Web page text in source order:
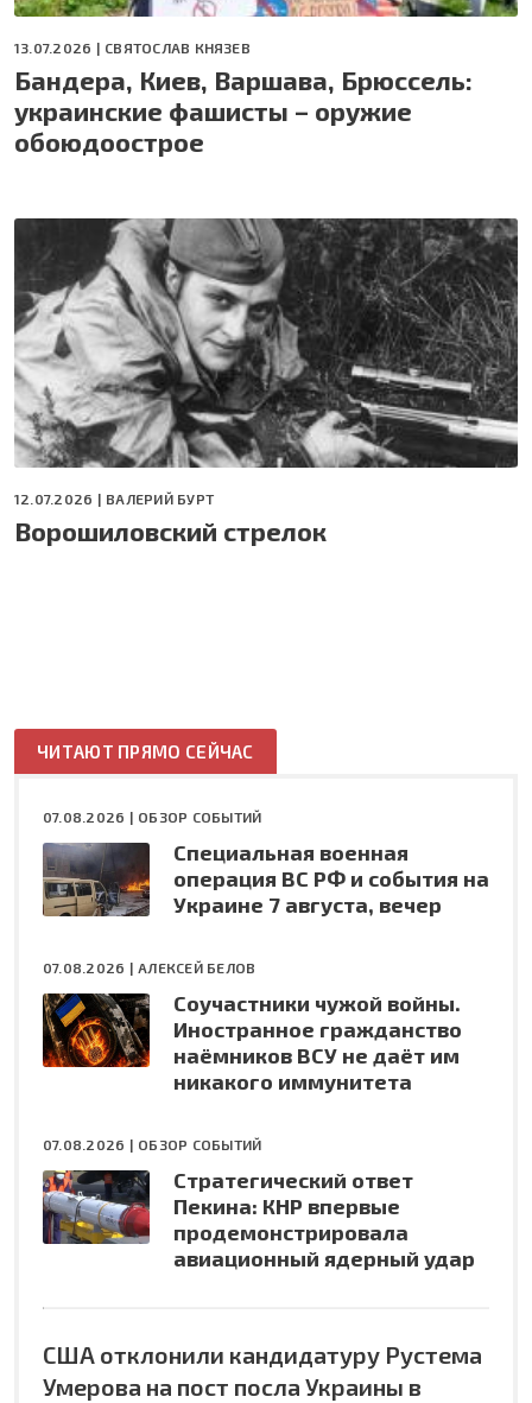
13.07.2026 | СВЯТОСЛАВ КНЯЗЕВ
Бандера, Киев, Варшава, Брюссель:
украинские фашисты – оружие
обоюдоострое
12.07.2026 | ВАЛЕРИЙ БУРТ
Ворошиловский стрелок
ЧИТАЮТ ПРЯМО СЕЙЧАС
07.08.2026 | ОБЗОР СОБЫТИЙ
Специальная военная
операция ВС РФ и события на
Украине 7 августа, вечер
07.08.2026 |АЛЕКСЕЙ БЕЛОВ
Соучастники чужой войны.
Иностранное гражданство
наёмников ВСУ не даёт им
никакого иммунитета
07.08.2026 | ОБЗОР СОБЫТИЙ
Стратегический ответ
Пекина: КНР впервые
продемонстрировала
авиационный ядерный удар
США отклонили кандидатуру Рустема
Умерова на пост посла Украины в